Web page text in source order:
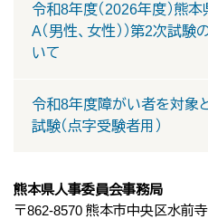
令和8年度（2026年度）熊
A（男性、女性））第2次試
いて
令和8年度障がい者を対象
試験（点字受験者用）
熊本県人事委員会事務局
〒862-8570 熊本市中央区水前